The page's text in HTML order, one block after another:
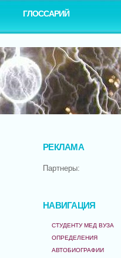
ГЛОССАРИЙ
РЕКЛАМА
Партнеры:
НАВИГАЦИЯ
СТУДЕНТУ МЕД ВУЗА
ОПРЕДЕЛЕНИЯ
АВТОБИОГРАФИИ